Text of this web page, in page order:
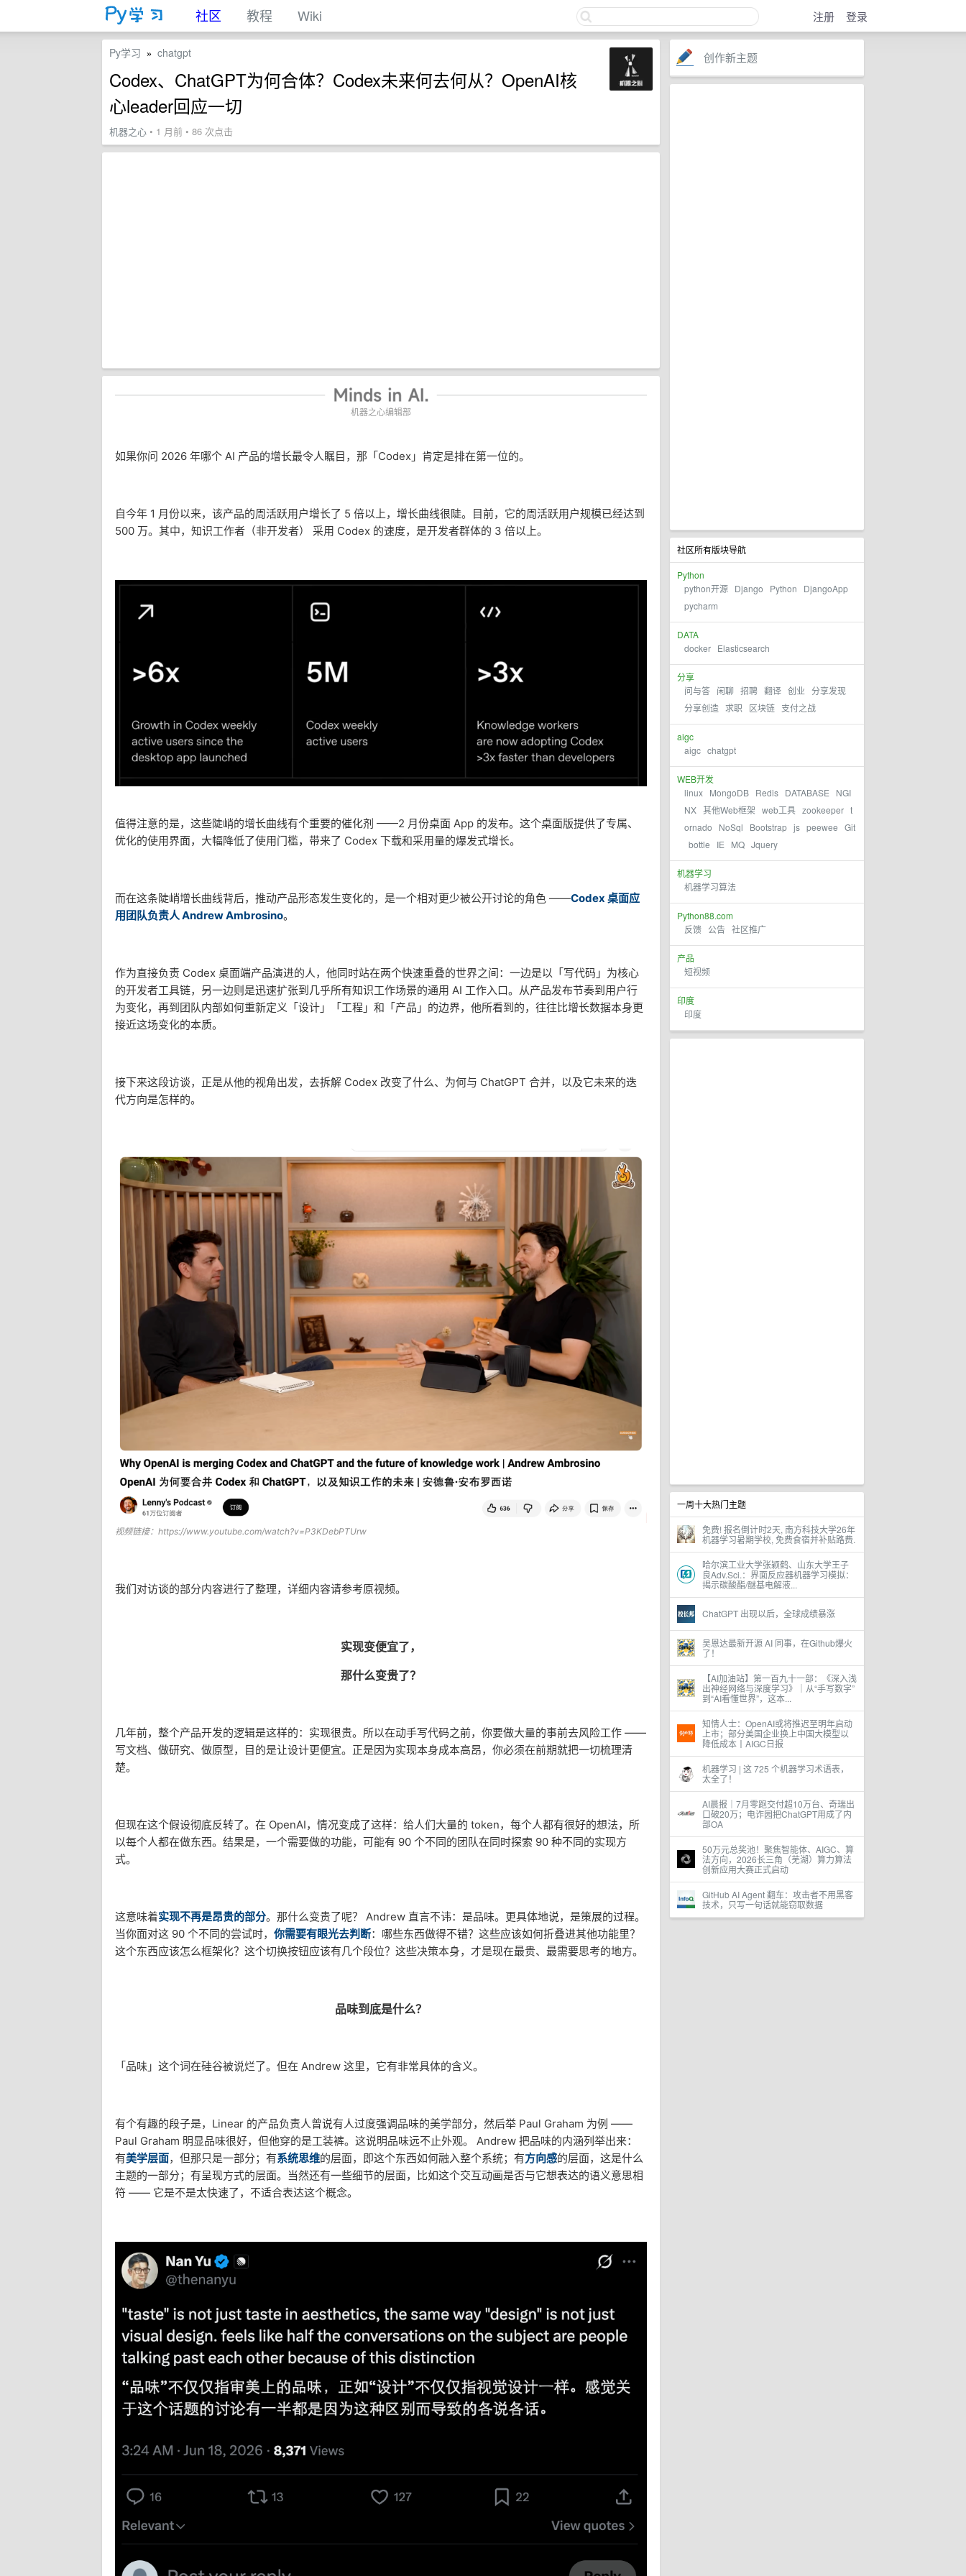
社区 教程 Wiki 注册 登录
创作新主题
社区所有版块导航
Python
python开源 Django Python
DjangoApp
pycharm
DATA
docker Elasticsearch
分享
问与答 闲聊 招聘 翻译 创业 分享发现
分享创造 求职 区块链 支付之战
aigc
aigc chatgpt
WEB开发
linux MongoDB Redis DATABASE
NGI
NX 其他Web框架 web工具 zookeeper t
ornado
NoSql Bootstrap js peewee Git
bottle
IE MQ Jquery
机器学习
机器学习算法
Python88.com
反馈 公告 社区推广
产品
短视频
印度
印度
一周十大热门主题
免费! 报名倒计时2天, 南方科技大学26年
机器学习暑期学校, 免费食宿并补贴路费.
哈尔滨工业大学张颖鹤、山东大学王子
良Adv.Sci.：界面反应器机器学习模拟：
揭示碳酸酯/醚基电解液...
ChatGPT 出现以后，全球成绩暴涨
吴恩达最新开源 AI 同事，在Github爆火
了！
【AI加油站】第一百九十一部：《深入浅
出神经网络与深度学习》｜从“手写数字”
到“AI看懂世界”，这本...
知情人士：OpenAI或将推迟至明年启动
上市；部分美国企业换上中国大模型以
降低成本丨AIGC日报
机器学习 | 这 725 个机器学习术语表，
太全了！
AI晨报｜7月零跑交付超10万台、奇瑞出
口破20万；电诈园把ChatGPT用成了内
部OA
50万元总奖池！聚焦智能体、AIGC、算
法方向，2026长三角（芜湖）算力算法
创新应用大赛正式启动
GitHub AI Agent 翻车：攻击者不用黑客
技术，只写一句话就能窃取数据
Py学习 » chatgpt
Codex、ChatGPT为何合体？Codex未来何去何从？OpenAI核
心leader回应一切
机器之心 • 1 月前 • 86 次点击
机器之心编辑部
如果你问 2026 年哪个 AI 产品的增长最令人瞩目，那「Codex」肯定是排在第一位的。
自今年 1 月份以来，该产品的周活跃用户增长了 5 倍以上，增长曲线很陡。目前，它的周活跃用户规模已经达到
500 万。其中，知识工作者（非开发者） 采用 Codex 的速度，是开发者群体的 3 倍以上。
值得注意的是，这些陡峭的增长曲线有个重要的催化剂 ——2 月份桌面 App 的发布。这个桌面版提供了专属、
优化的使用界面，大幅降低了使用门槛，带来了 Codex 下载和采用量的爆发式增长。
而在这条陡峭增长曲线背后，推动产品形态发生变化的，是一个相对更少被公开讨论的角色 ——Codex 桌面应
用团队负责人 Andrew Ambrosino。
作为直接负责 Codex 桌面端产品演进的人，他同时站在两个快速重叠的世界之间：一边是以「写代码」为核心
的开发者工具链，另一边则是迅速扩张到几乎所有知识工作场景的通用 AI 工作入口。从产品发布节奏到用户行
为变化，再到团队内部如何重新定义「设计」「工程」和「产品」的边界，他所看到的，往往比增长数据本身更
接近这场变化的本质。
接下来这段访谈，正是从他的视角出发，去拆解 Codex 改变了什么、为何与 ChatGPT 合并，以及它未来的迭
代方向是怎样的。
视频链接：https://www.youtube.com/watch?v=P3KDebPTUrw
我们对访谈的部分内容进行了整理，详细内容请参考原视频。
实现变便宜了，
那什么变贵了？
几年前，整个产品开发的逻辑是这样的：实现很贵。所以在动手写代码之前，你要做大量的事前去风险工作 ——
写文档、做研究、做原型，目的是让设计更便宜。正是因为实现本身成本高昂，你必须在前期就把一切梳理清
楚。
但现在这个假设彻底反转了。在 OpenAI，情况变成了这样：给人们大量的 token，每个人都有很好的想法，所
以每个人都在做东西。结果是，一个需要做的功能，可能有 90 个不同的团队在同时探索 90 种不同的实现方
式。
这意味着实现不再是昂贵的部分。那什么变贵了呢？ Andrew 直言不讳：是品味。更具体地说，是策展的过程。
当你面对这 90 个不同的尝试时， 你需要有眼光去判断：哪些东西做得不错？这些应该如何折叠进其他功能里？
这个东西应该怎么框架化？这个切换按钮应该有几个段位？这些决策本身，才是现在最贵、最需要思考的地方。
品味到底是什么？
「品味」这个词在硅谷被说烂了。但在 Andrew 这里，它有非常具体的含义。
有个有趣的段子是，Linear 的产品负责人曾说有人过度强调品味的美学部分，然后举 Paul Graham 为例 ——
Paul Graham 明显品味很好，但他穿的是工装裤。这说明品味远不止外观。 Andrew 把品味的内涵列举出来：
有美学层面，但那只是一部分；有系统思维的层面，即这个东西如何融入整个系统；有方向感的层面，这是什么
主题的一部分；有呈现方式的层面。当然还有一些细节的层面，比如这个交互动画是否与它想表达的语义意思相
符 —— 它是不是太快速了，不适合表达这个概念。